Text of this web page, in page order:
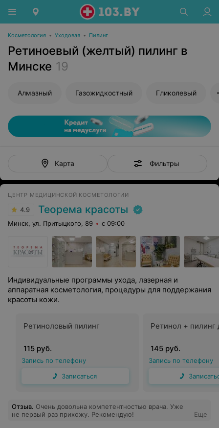
Косметология • Уходовая • Пилинг
Ретиноевый (желтый) пилинг в
Минске 19
Алмазный Газожидкостный Гликолевый
Карта Фильтры
ЦЕНТР МЕДИЦИНСКОЙ КОСМЕТОЛОГИИ
4.9 Теорема красоты
Минск, ул. Притыцкого, 89 с 09:00
Индивидуальные программы ухода, лазерная и
аппаратная косметология, процедуры для поддержания
красоты кожи.
Ретиноловый пилинг
115 руб.
Запись по телефону
Записаться
Ретинол + пилинг
145 руб.
Запись по телефону
Отзыв. Очень довольна компетентностью врача. Уже
не первый раз прихожу. Рекомендую!
Еще